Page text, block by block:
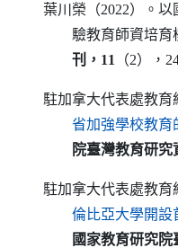
葉川榮（2022）。
驗教育師資培育
刊，11
（2），
駐加拿大代表處教育
省加強學校教育
院臺灣教育研究
駐加拿大代表處教育
倫比亞大學開設
國家教育研究院